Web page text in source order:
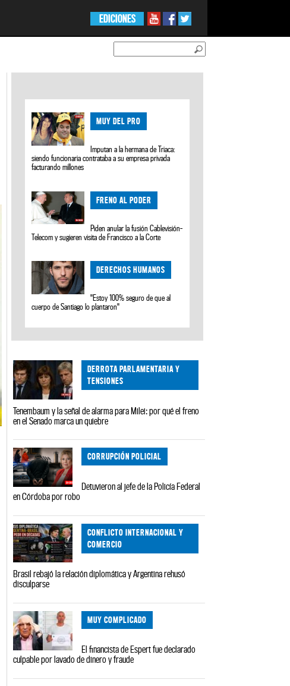
EDICIONES
MUY DEL PRO
Imputan a la hermana de Triaca:
siendo funcionaria contrataba a su empresa privada
facturando millones
FRENO AL PODER
Piden anular la fusión Cablevisión-
Telecom y sugieren visita de Francisco a la Corte
DERECHOS HUMANOS
"Estoy 100% seguro de que al
cuerpo de Santiago lo plantaron"
DERROTA PARLAMENTARIA Y
TENSIONES
Tenembaum y la señal de alarma para Milei: por qué el freno
en el Senado marca un quiebre
CORRUPCIÓN POLICIAL
Detuvieron al jefe de la Policía Federal
en Córdoba por robo
CONFLICTO INTERNACIONAL Y
COMERCIO
Brasil rebajó la relación diplomática y Argentina rehusó
disculparse
MUY COMPLICADO
El financista de Espert fue declarado
culpable por lavado de dinero y fraude